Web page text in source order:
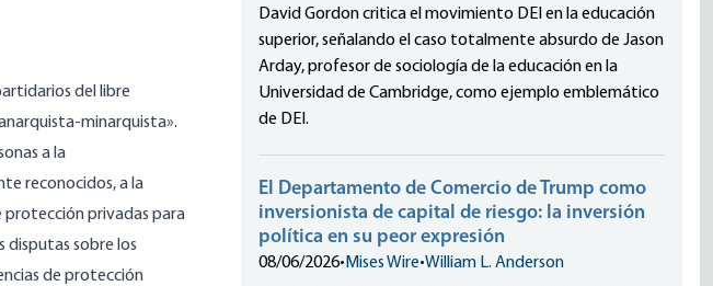
del libre
minarquista».
a la
reconocidos, a la
protección privadas para
disputas sobre los
de protección
David Gordon critica el movimiento DEI en la educación
superior, señalando el caso totalmente absurdo de Jason
Arday, profesor de sociología de la educación en la
Universidad de Cambridge, como ejemplo emblemático
de DEI.
El Departamento de Comercio de Trump como
inversionista de capital de riesgo: la inversión
política en su peor expresión
08/06/2026• Mises Wire•William L. Anderson